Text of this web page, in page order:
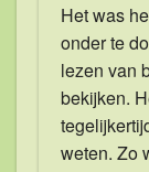
Het was
onder te
lezen van
bekijken.
weten. Zo